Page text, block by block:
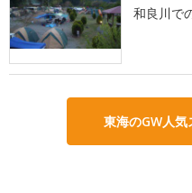
和良川で
東海のGW人